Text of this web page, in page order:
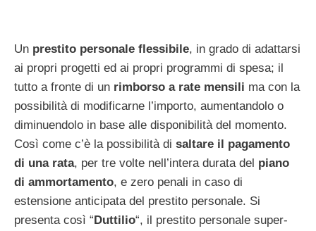
Un prestito personale flessibile, in grado di adattarsi
ai propri progetti ed ai propri programmi di spesa; il
tutto a fronte di un rimborso a rate mensili ma con la
possibilità di modificarne l’importo, aumentandolo o
diminuendolo in base alle disponibilità del momento.
Così come c’è la possibilità di saltare il pagamento
di una rata, per tre volte nell’intera durata del piano
di ammortamento, e zero penali in caso di
estensione anticipata del prestito personale. Si
presenta così “Duttilio“, il prestito personale super-